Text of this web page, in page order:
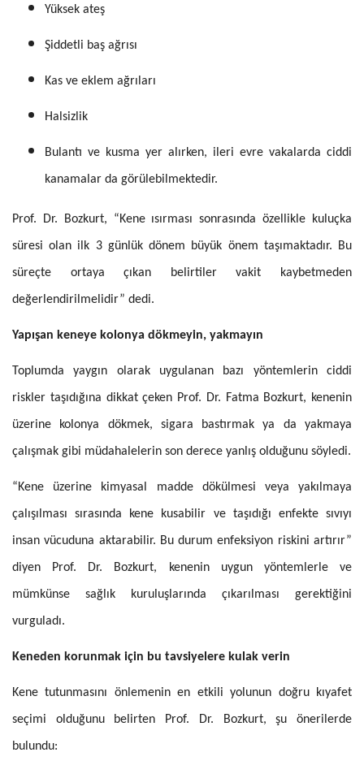
Yüksek ateş
Şiddetli baş ağrısı
Kas ve eklem ağrıları
Halsizlik
Bulantı ve kusma yer alırken, ileri evre vakalarda ciddi
kanamalar da görülebilmektedir.
Prof. Dr. Bozkurt, “Kene ısırması sonrasında özellikle kuluçka
süresi olan ilk 3 günlük dönem büyük önem taşımaktadır. Bu
süreçte ortaya çıkan belirtiler vakit kaybetmeden
değerlendirilmelidir” dedi.
Yapışan keneye kolonya dökmeyin, yakmayın
Toplumda yaygın olarak uygulanan bazı yöntemlerin ciddi
riskler taşıdığına dikkat çeken Prof. Dr. Fatma Bozkurt, kenenin
üzerine kolonya dökmek, sigara bastırmak ya da yakmaya
çalışmak gibi müdahalelerin son derece yanlış olduğunu söyledi.
“Kene üzerine kimyasal madde dökülmesi veya yakılmaya
çalışılması sırasında kene kusabilir ve taşıdığı enfekte sıvıyı
insan vücuduna aktarabilir. Bu durum enfeksiyon riskini artırır”
diyen Prof. Dr. Bozkurt, kenenin uygun yöntemlerle ve
mümkünse sağlık kuruluşlarında çıkarılması gerektiğini
vurguladı.
Keneden korunmak için bu tavsiyelere kulak verin
Kene tutunmasını önlemenin en etkili yolunun doğru kıyafet
seçimi olduğunu belirten Prof. Dr. Bozkurt, şu önerilerde
bulundu: